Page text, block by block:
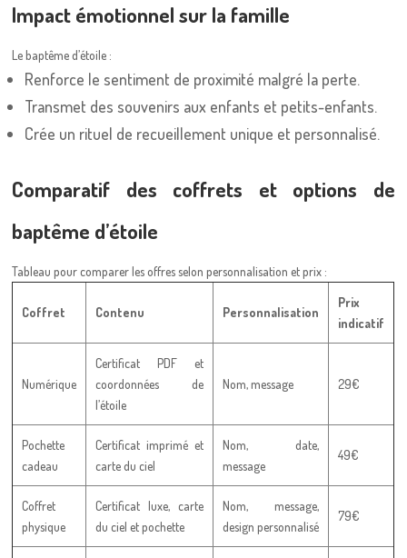
Impact émotionnel sur la famille
Le baptême d’étoile :
Renforce le sentiment de proximité malgré la perte.
Transmet des souvenirs aux enfants et petits-enfants.
Crée un rituel de recueillement unique et personnalisé.
Comparatif des coffrets et options de
baptême d’étoile
Tableau pour comparer les offres selon personnalisation et prix :
Coffret Contenu Personnalisation
Prix
indicatif
Numérique
Certificat PDF et
coordonnées de
l’étoile
Nom, message 29€
Pochette
cadeau
Certificat imprimé et
carte du ciel
Nom, date,
message
49€
Coffret
physique
Certificat luxe, carte
du ciel et pochette
Nom, message,
design personnalisé
79€